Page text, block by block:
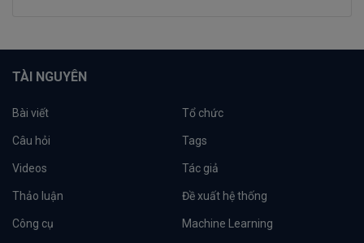
TÀI NGUYÊN
Bài viết Tổ chức
Câu hỏi Tags
Videos Tác giả
Thảo luận Đề xuất hệ thống
Công cụ Machine Learning